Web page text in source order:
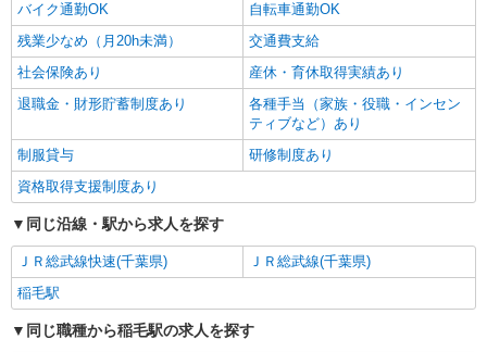
バイク通勤OK
自転車通勤OK
残業少なめ（月20h未満）
交通費支給
社会保険あり
産休・育休取得実績あり
退職金・財形貯蓄制度あり
各種手当（家族・役職・インセン
ティブなど）あり
制服貸与
研修制度あり
資格取得支援制度あり
同じ沿線・駅から求人を探す
ＪＲ総武線快速(千葉県)
ＪＲ総武線(千葉県)
稲毛駅
同じ職種から稲毛駅の求人を探す